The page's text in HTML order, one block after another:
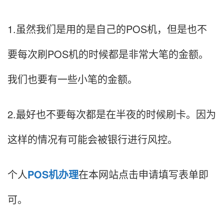
1.虽然我们是用的是自己的POS机，但是也不
要每次刷POS机的时候都是非常大笔的金额。
我们也要有一些小笔的金额。
2.最好也不要每次都是在半夜的时候刷卡。因为
这样的情况有可能会被银行进行风控。
个人POS机办理在本网站点击申请填写表单即
可。